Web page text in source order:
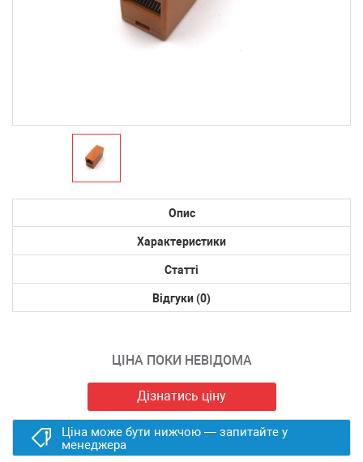
Опис
Характеристики
Статті
Відгуки (0)
ЦІНА ПОКИ НЕВІДОМА
Дізнатись ціну
Ціна може бути нижчою — запитайте у
менеджера